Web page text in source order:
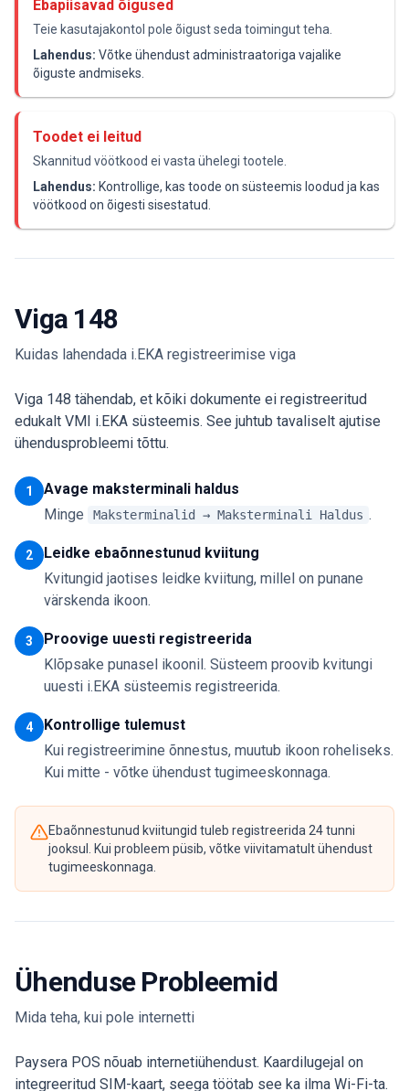
Ebapiisavad õigused
Teie kasutajakontol pole õigust seda toimingut teha.
Lahendus: Võtke ühendust administraatoriga vajalike
õiguste andmiseks.
Toodet ei leitud
Skannitud vöötkood ei vasta ühelegi tootele.
Lahendus: Kontrollige, kas toode on süsteemis loodud ja kas
vöötkood on õigesti sisestatud.
Viga 148
Kuidas lahendada i.EKA registreerimise viga
Viga 148 tähendab, et kõiki dokumente ei registreeritud
edukalt VMI i.EKA süsteemis. See juhtub tavaliselt ajutise
ühendusprobleemi tõttu.
1
Avage maksterminali haldus
Minge
Maksterminalid → Maksterminali Haldus .
2
Leidke ebaõnnestunud kviitung
Kvitungid jaotises leidke kviitung, millel on punane
värskenda ikoon.
3
Proovige uuesti registreerida
Klõpsake punasel ikoonil. Süsteem proovib kvitungi
uuesti i.EKA süsteemis registreerida.
4
Kontrollige tulemust
Kui registreerimine õnnestus, muutub ikoon roheliseks.
Kui mitte - võtke ühendust tugimeeskonnaga.
Ebaõnnestunud kviitungid tuleb registreerida 24 tunni
jooksul. Kui probleem püsib, võtke viivitamatult ühendust
tugimeeskonnaga.
Ühenduse Probleemid
Mida teha, kui pole internetti
Paysera POS nõuab internetiühendust. Kaardilugejal on
integreeritud SIM-kaart, seega töötab see ka ilma Wi-Fi-ta.